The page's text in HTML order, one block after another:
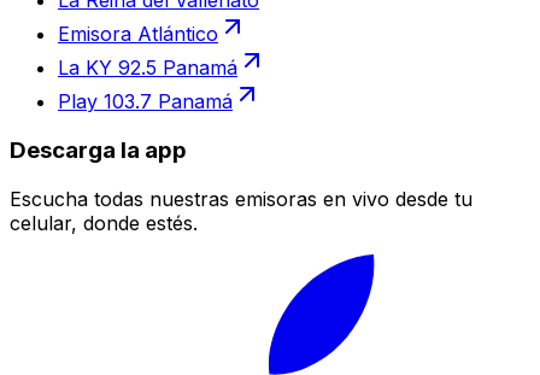
Emisora Atlántico
La KY 92.5 Panamá
Play 103.7 Panamá
Descarga la app
Escucha todas nuestras emisoras en vivo desde tu
celular, donde estés.